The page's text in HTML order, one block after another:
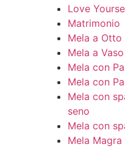
Love
Matrimonio
Mela a Otto
Mela a Vaso
Mela con
Mela con
Mela con
seno
Mela con
Mela Magra